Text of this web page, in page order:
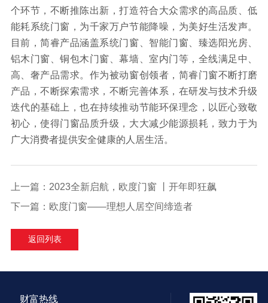
个环节，不断推陈出新，打造符合大众需求的高品质、低
能耗系统门窗，为千家万户节能降噪，为美好生活发声。
目前，简睿产品涵盖系统门窗、智能门窗、臻选阳光房、
铝木门窗、铜包木门窗、幕墙、室内门等，全线满足中、
高、奢产品需求。作为被动窗创领者，简睿门窗不断打磨
产品，不断探索需求，不断完善体系，在研发与技术升级
迭代的基础上，也在持续推动节能环保理念，以匠心致敬
初心，使得门窗品质升级，大大减少能源损耗，致力于为
广大消费者提供安全健康的人居生活。
上一篇： 2023全新启航，欧度门窗 丨开年即狂飙
下一篇： 欧度门窗——理想人居空间缔造者
返回列表
财富热线